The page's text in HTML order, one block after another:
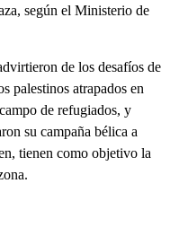
según el Ministerio de
de los desafíos de
palestinos atrapados en
de refugiados, y
su campaña bélica a
tienen como objetivo la